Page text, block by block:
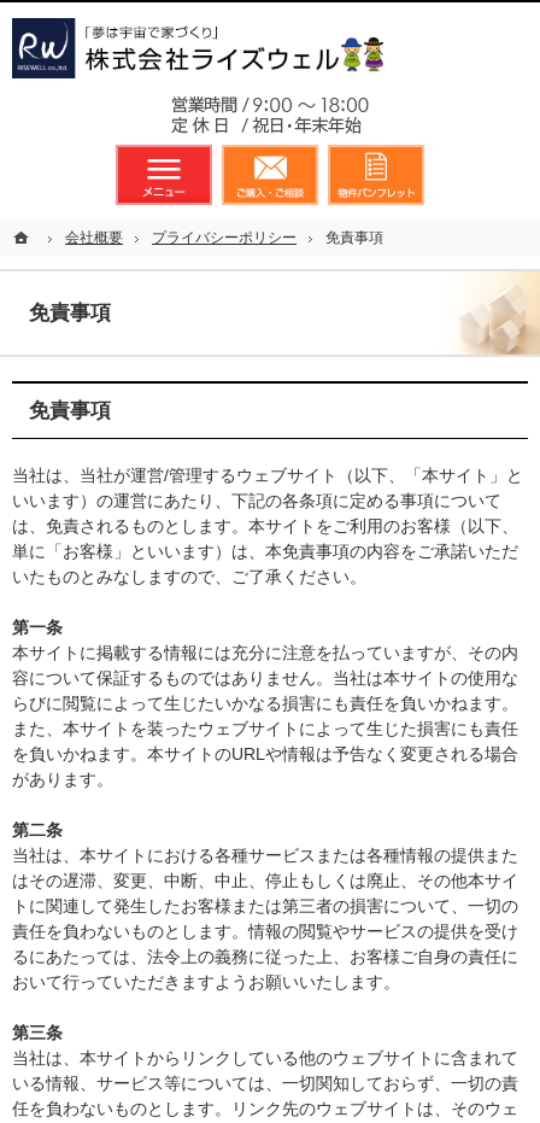
ホーム会社概要 プライバシーポリシー 免責事項
免責事項
免責事項
当社は、当社が運営/管理するウェブサイト（以下、「本サイト」と
いいます）の運営にあたり、下記の各条項に定める事項について
は、免責されるものとします。本サイトをご利用のお客様（以下、
単に「お客様」といいます）は、本免責事項の内容をご承諾いただ
いたものとみなしますので、ご了承ください。
第一条
本サイトに掲載する情報には充分に注意を払っていますが、その内
容について保証するものではありません。当社は本サイトの使用な
らびに閲覧によって生じたいかなる損害にも責任を負いかねます。
また、本サイトを装ったウェブサイトによって生じた損害にも責任
を負いかねます。本サイトのURLや情報は予告なく変更される場合
があります。
第二条
当社は、本サイトにおける各種サービスまたは各種情報の提供また
はその遅滞、変更、中断、中止、停止もしくは廃止、その他本サイ
トに関連して発生したお客様または第三者の損害について、一切の
責任を負わないものとします。情報の閲覧やサービスの提供を受け
るにあたっては、法令上の義務に従った上、お客様ご自身の責任に
おいて行っていただきますようお願いいたします。
第三条
当社は、本サイトからリンクしている他のウェブサイトに含まれて
いる情報、サービス等については、一切関知しておらず、一切の責
任を負わないものとします。リンク先のウェブサイトは、そのウェ
メニュー 資料請求・お問合せ
ホーム会社概要 プライバシーポリシー 免責事項